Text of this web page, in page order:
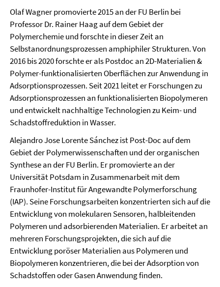
Olaf Wagner promovierte 2015 an der FU Berlin bei
Professor Dr. Rainer Haag auf dem Gebiet der
Polymerchemie und forschte in dieser Zeit an
Selbstanordnungsprozessen amphiphiler Strukturen. Von
2016 bis 2020 forschte er als Postdoc an 2D-Materialien &
Polymer-funktionalisierten Oberflächen zur Anwendung in
Adsorptionsprozessen. Seit 2021 leitet er Forschungen zu
Adsorptionsprozessen an funktionalisierten Biopolymeren
und entwickelt nachhaltige Technologien zu Keim- und
Schadstoffreduktion in Wasser.
Alejandro Jose Lorente Sánchez ist Post-Doc auf dem
Gebiet der Polymerwissenschaften und der organischen
Synthese an der FU Berlin. Er promovierte an der
Universität Potsdam in Zusammenarbeit mit dem
Fraunhofer-Institut für Angewandte Polymerforschung
(IAP). Seine Forschungsarbeiten konzentrierten sich auf die
Entwicklung von molekularen Sensoren, halbleitenden
Polymeren und adsorbierenden Materialien. Er arbeitet an
mehreren Forschungsprojekten, die sich auf die
Entwicklung poröser Materialien aus Polymeren und
Biopolymeren konzentrieren, die bei der Adsorption von
Schadstoffen oder Gasen Anwendung finden.